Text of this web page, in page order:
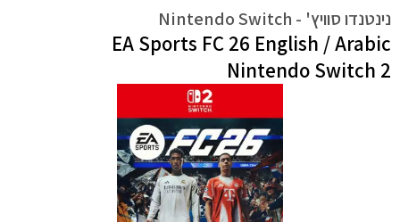
נינטנדו סוויץ' - Nintendo Switch
EA Sports FC 26 English / Arabic
Nintendo Switch 2